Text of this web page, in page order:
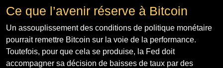
Ce que l’avenir réserve à Bitcoin
Un assouplissement des conditions de politique monétaire
pourrait remettre Bitcoin sur la voie de la performance.
Toutefois, pour que cela se produise, la Fed doit
accompagner sa décision de baisses de taux par des